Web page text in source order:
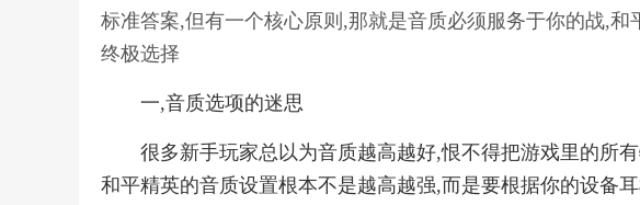
标准答案,但有一个核心原则,那就是音质必须服务于你的战,
终极选择
一,音质选项的迷思
很多新手玩家总以为音质越高越好,恨不得把游戏里的所
和平精英的音质设置根本不是越高越强,而是要根据你的设备